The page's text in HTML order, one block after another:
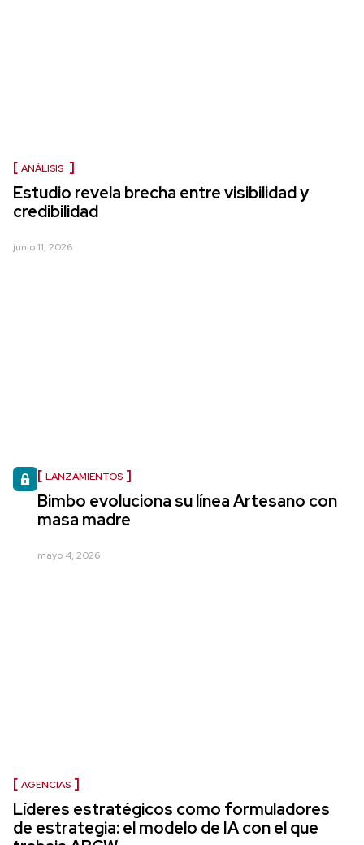
ANÁLISIS
Estudio revela brecha entre visibilidad y
credibilidad
junio 11, 2026
LANZAMIENTOS
Bimbo evoluciona su línea Artesano con
masa madre
mayo 4, 2026
AGENCIAS
Líderes estratégicos como formuladores
de estrategia: el modelo de IA con el que